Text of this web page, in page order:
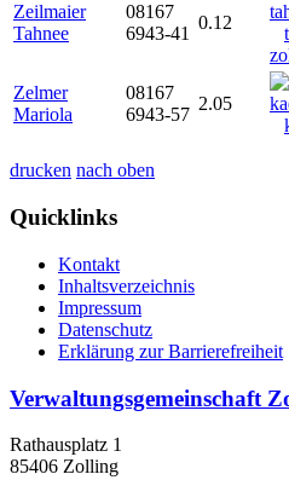
Zeilmaier
Tahnee
08167
6943-41
0.12
Zelmer
Mariola
08167
6943-57
2.05
drucken nach oben
Quicklinks
Kontakt
Inhaltsverzeichnis
Impressum
Datenschutz
Erklärung zur Barrierefreiheit
Verwaltungsgemeinschaft
Rathausplatz 1
85406 Zolling